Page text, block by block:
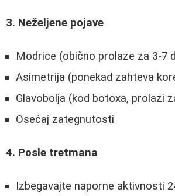
3. Neželjene pojave
Modrice (obično prolaze za 3-7
Asimetrija (ponekad zahteva
Glavobolja (kod botoxa, prolazi
Osećaj zategnutosti
4. Posle tretmana
Izbegavajte naporne aktivnosti